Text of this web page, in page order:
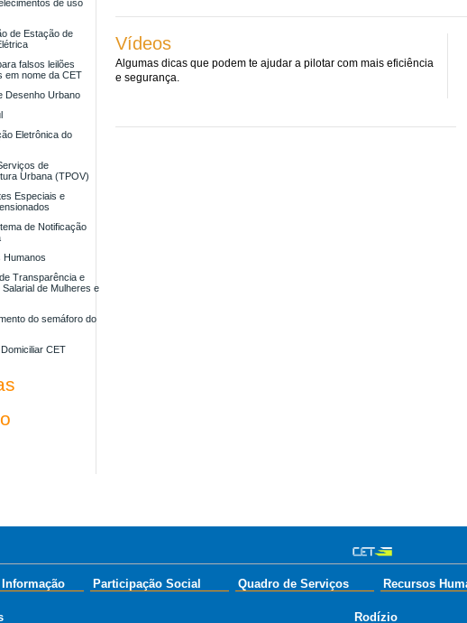
de uso
de Estação de
falsos leilões
em nome da CET
Desenho Urbano
Eletrônica do
de
Urbana (TPOV)
Especiais e
de Notificação
Humanos
Transparência e
Salarial de Mulheres e
do semáforo do
CET
Vídeos
Algumas dicas que podem te ajudar a pilotar com mais eficiência
e segurança.
Participação Social Quadro de Serviços Recursos
Rodízio